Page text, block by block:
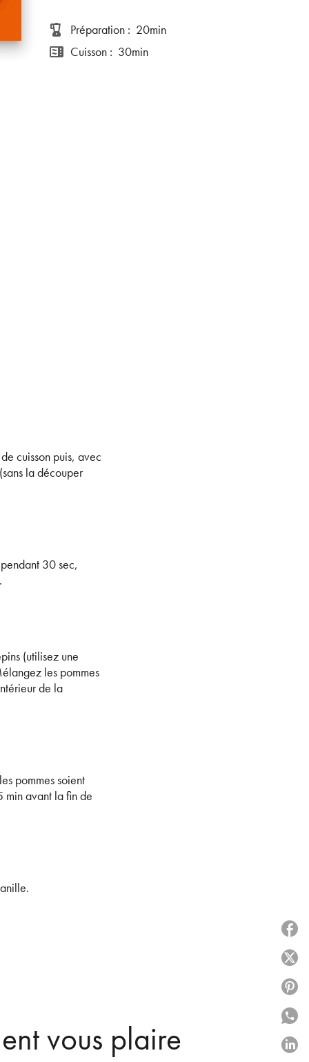
blender Préparation: 20min
microwave Cuisson: 30min
cuisson puis, avec
la découper
30 sec,
(utilisez une
les pommes
de la
pommes soient
min avant la fin de
vous plaire